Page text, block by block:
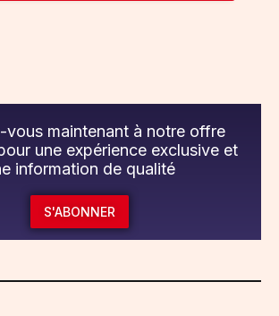
vous maintenant à notre offre
une expérience exclusive et
information de qualité
S'ABONNER